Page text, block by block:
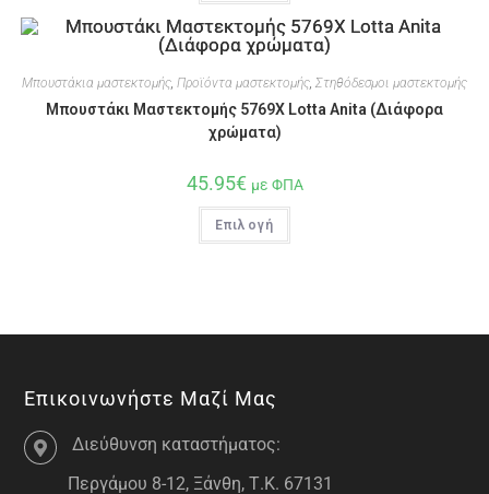
Μπουστάκια μαστεκτομής, Προϊόντα μαστεκτομής, Στηθόδεσμοι μαστεκτομής
Μπουστάκι Μαστεκτομής 5769X Lotta Anita (Διάφορα
χρώματα)
45.95€ με ΦΠΑ
Επιλογή
Επικοινωνήστε Μαζί Μας
Διεύθυνση καταστήματος:
Περγάμου 8-12, Ξάνθη, Τ.Κ. 67131